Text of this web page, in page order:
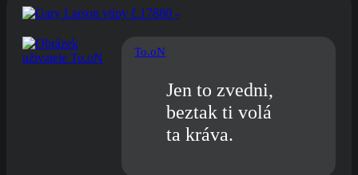
To.oN
Jen to zvedni,
beztak ti volá
ta kráva.